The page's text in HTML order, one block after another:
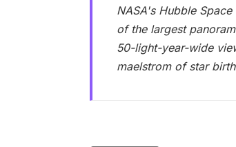
NASA's Hubble
of the largest
50-light-year-wide
maelstrom of star